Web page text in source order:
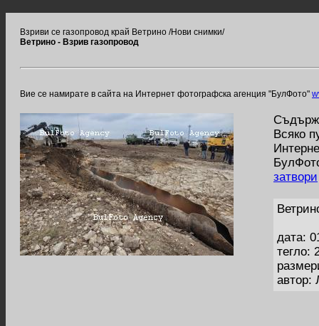
Взриви се газопровод край Ветрино /Нови снимки/
Ветрино - Взрив газопровод
Вие се намирате в сайта на Интернет фотографска агенция "БулФото"
Всяко
затвори
дата:
тегло:
автор: